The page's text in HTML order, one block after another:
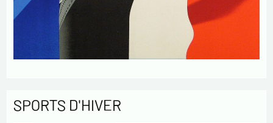
SPORTS D'HIVER